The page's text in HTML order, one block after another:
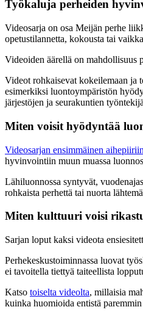
Työkaluja perheiden
Videosarja on osa Meijän perhe
opetustilannetta, kokousta tai
Videoiden äärellä on mahdollisuus
Videot rohkaisevat kokeilemaan ja
esimerkiksi luontoympäristön
järjestöjen ja seurakuntien
Miten voisit hyödyntää
Videosarjan ensimmäinen
hyvinvointiin muun muassa
Lähiluonnossa syntyvät,
rohkaista perhettä tai nuorta
Miten kulttuuri voisi
Sarjan loput kaksi videota
Perhekeskustoiminnassa luovat
ei tavoitella tiettyä taiteellista
Katso toiselta videolta, millaisia
kuinka huomioida entistä